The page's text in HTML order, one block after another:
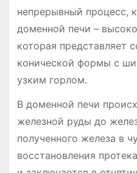
непрерывный процесс,
доменной печи –
которая представляет
конической формы с
узким горлом.
В доменной печи
железной руды до
полученного железа в
восстановления